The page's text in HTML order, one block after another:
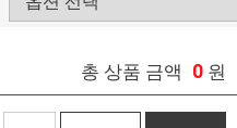
총 상품 금액 0 원